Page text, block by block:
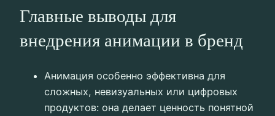
Главные выводы для
внедрения анимации в бренд
Анимация особенно эффективна для
сложных, невизуальных или цифровых
продуктов: она делает ценность понятной